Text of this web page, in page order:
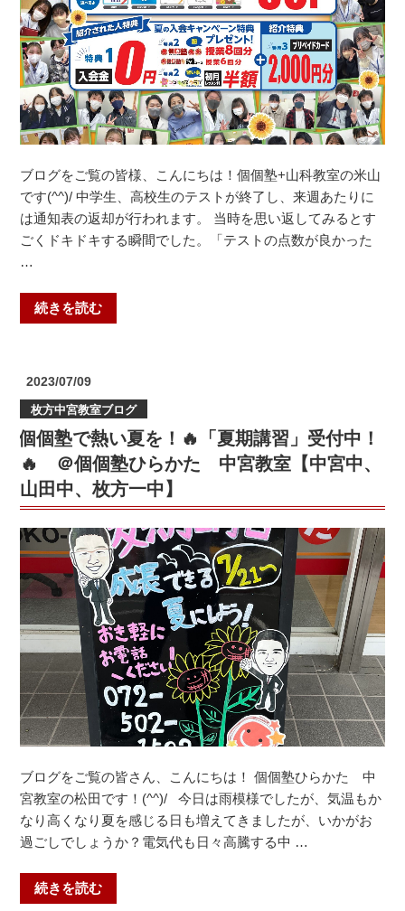
の
テ
ス
ト
振
替
を
紹
介
し
✨
＃
＃
安
寺
中
花
中
＃
大
宅
中
＃
山
科
＃
大
塚
小
音
ブログをご覧の皆様、こんにちは！個個塾+山科教室の米山
です(^^)/ 中学生、高校生のテストが終了し、来週あたりに
は通知表の返却が行われます。 当時を思い返してみるとす
ごくドキドキする瞬間でした。「テストの点数が良かった
…
“1
学
間
近！
夏
休
み
に
や
べ
き
こ
と！
（個
個
塾
+山
教
室・
安
祥
寺
中・
続きを読む
投
日:
2023/07/09
枚方中宮教室ブログ
個個塾で熱い夏を！🔥「夏期講習」受付中！
🔥 ＠個個塾ひらかた 中宮教室【中宮中、
山田中、枚方一中】
ブログをご覧の皆さん、こんにちは！ 個個塾ひらかた 中
宮教室の松田です！(^^)/ 今日は雨模様でしたが、気温もか
なり高くなり夏を感じる日も増えてきましたが、いかがお
過ごしでしょうか？電気代も日々高騰する中 …
“個
続きを読む